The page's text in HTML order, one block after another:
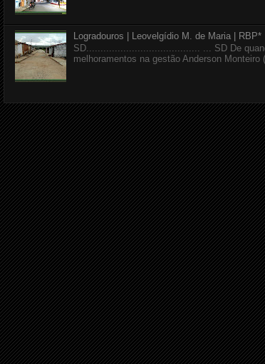
Logradouros | Leovelgídio M. de Maria | RBP*
SD........................................ ... SD De
melhoramentos na gestão Anderson Monteiro